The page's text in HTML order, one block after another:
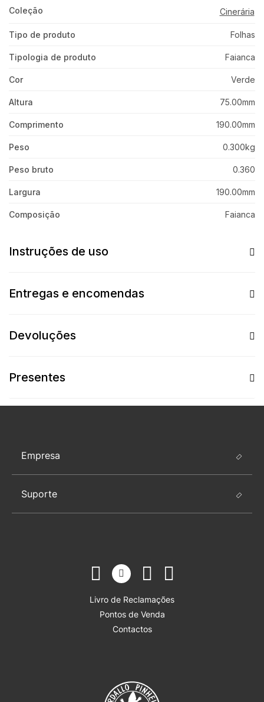
Coleção Cinerária
Tipo de produto Folhas
Tipologia de produto Faianca
Cor Verde
Altura 75.00mm
Comprimento 190.00mm
Peso 0.300kg
Peso bruto 0.360
Largura 190.00mm
Composição Faianca
Instruções de uso
Entregas e encomendas
Devoluções
Presentes
Empresa
Suporte
Livro de Reclamações
Pontos de Venda
Contactos